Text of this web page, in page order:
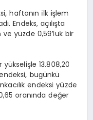
haftanın ilk işlem
Endeks, açılışta
yüzde 0,59’luk bir
13.808,20
bugünkü
endeksi yüzde
oranında değer